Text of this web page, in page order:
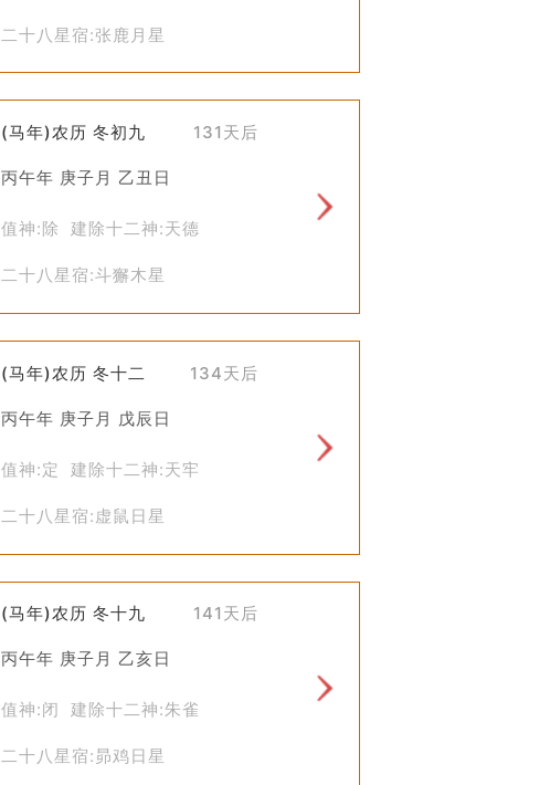
二十八星宿:张鹿月星
(马年)农历 冬初九 131天后
丙午年 庚子月 乙丑日
值神:除 建除十二神:天德
二十八星宿:斗獬木星
(马年)农历 冬十二 134天后
丙午年 庚子月 戊辰日
值神:定 建除十二神:天牢
二十八星宿:虚鼠日星
(马年)农历 冬十九 141天后
丙午年 庚子月 乙亥日
值神:闭 建除十二神:朱雀
二十八星宿:昴鸡日星